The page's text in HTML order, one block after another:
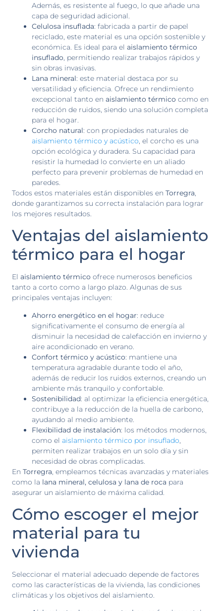
Además, es resistente al fuego, lo que añade una
capa de seguridad adicional.
Celulosa insuflada: fabricada a partir de papel
reciclado, este material es una opción sostenible y
económica. Es ideal para el aislamiento térmico
insuflado, permitiendo realizar trabajos rápidos y
sin obras invasivas.
Lana mineral: este material destaca por su
versatilidad y eficiencia. Ofrece un rendimiento
excepcional tanto en aislamiento térmico como en
reducción de ruidos, siendo una solución completa
para el hogar.
Corcho natural: con propiedades naturales de
aislamiento térmico y acústico, el corcho es una
opción ecológica y duradera. Su capacidad para
resistir la humedad lo convierte en un aliado
perfecto para prevenir problemas de humedad en
paredes.
Todos estos materiales están disponibles en Torregra,
donde garantizamos su correcta instalación para lograr
los mejores resultados.
Ventajas del aislamiento
térmico para el hogar
El aislamiento térmico ofrece numerosos beneficios
tanto a corto como a largo plazo. Algunas de sus
principales ventajas incluyen:
Ahorro energético en el hogar: reduce
significativamente el consumo de energía al
disminuir la necesidad de calefacción en invierno y
aire acondicionado en verano.
Confort térmico y acústico: mantiene una
temperatura agradable durante todo el año,
además de reducir los ruidos externos, creando un
ambiente más tranquilo y confortable.
Sostenibilidad: al optimizar la eficiencia energética,
contribuye a la reducción de la huella de carbono,
ayudando al medio ambiente.
Flexibilidad de instalación: los métodos modernos,
como el aislamiento térmico por insuflado
permiten realizar trabajos en un solo día y sin
necesidad de obras complicadas.
En Torregra , empleamos técnicas avanzadas y materiales
como la lana mineral, celulosa y lana de roca para
asegurar un aislamiento de máxima calidad.
Cómo escoger el mejor
material para tu
vivienda
Seleccionar el material adecuado depende de factores
como las características de la vivienda, las condiciones
climáticas y los objetivos del aislamiento.